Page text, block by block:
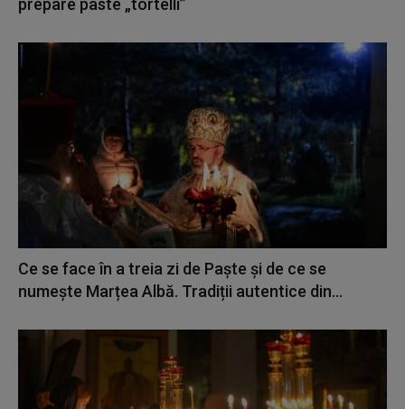
Ce se face în a treia zi de Paște și de ce se
numește Marțea Albă. Tradiții autentice din...